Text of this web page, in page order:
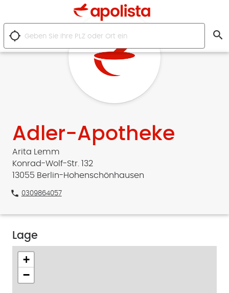
location_searching search
Adler-Apotheke
Arita Lemm
Konrad-Wolf-Str. 132
13055 Berlin-Hohenschönhausen
phone 0309864057
Lage
+
−